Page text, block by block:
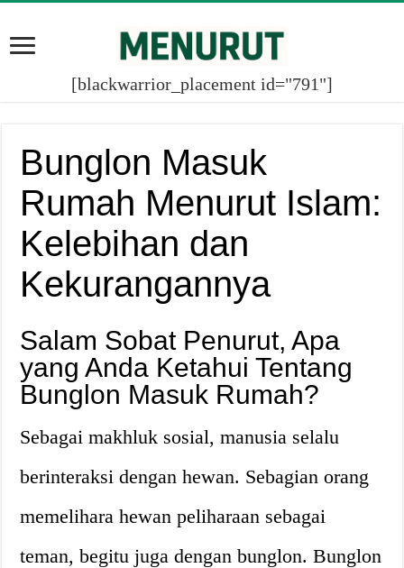
[blackwarrior_placement id="791"]
Bunglon Masuk
Rumah Menurut Islam:
Kelebihan dan
Kekurangannya
Salam Sobat Penurut, Apa
yang Anda Ketahui Tentang
Bunglon Masuk Rumah?
Sebagai makhluk sosial, manusia selalu
berinteraksi dengan hewan. Sebagian orang
memelihara hewan peliharaan sebagai
teman, begitu juga dengan bunglon. Bunglon